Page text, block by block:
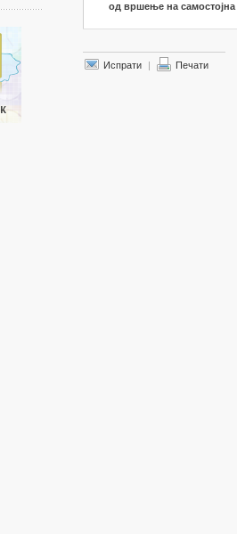
од вршење на самостојна
Испрати | Печати